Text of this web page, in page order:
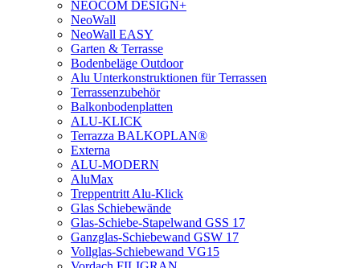
NEOCOM DESIGN+
NeoWall
NeoWall EASY
Garten & Terrasse
Bodenbeläge Outdoor
Alu Unterkonstruktionen für Terrassen
Terrassenzubehör
Balkonbodenplatten
ALU-KLICK
Terrazza BALKOPLAN®
Externa
ALU-MODERN
AluMax
Treppentritt Alu-Klick
Glas Schiebewände
Glas-Schiebe-Stapelwand GSS 17
Ganzglas-Schiebewand GSW 17
Vollglas-Schiebewand VG15